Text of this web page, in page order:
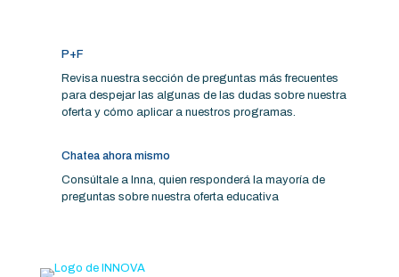
P+F
Revisa nuestra sección de preguntas más frecuentes
para despejar las algunas de las dudas sobre nuestra
oferta y cómo aplicar a nuestros programas.
Chatea ahora mismo
Consúltale a Inna, quien responderá la mayoría de
preguntas sobre nuestra oferta educativa